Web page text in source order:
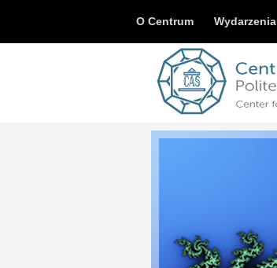
O Centrum Wydarzenia